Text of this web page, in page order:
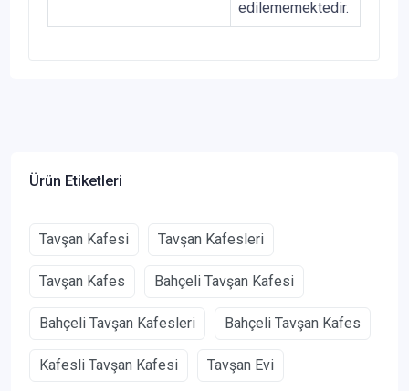
edilememektedir.
Ürün Etiketleri
Tavşan Kafesi Tavşan Kafesleri
Tavşan Kafes Bahçeli Tavşan Kafesi
Bahçeli Tavşan Kafesleri Bahçeli Tavşan Kafes
Kafesli Tavşan Kafesi Tavşan Evi